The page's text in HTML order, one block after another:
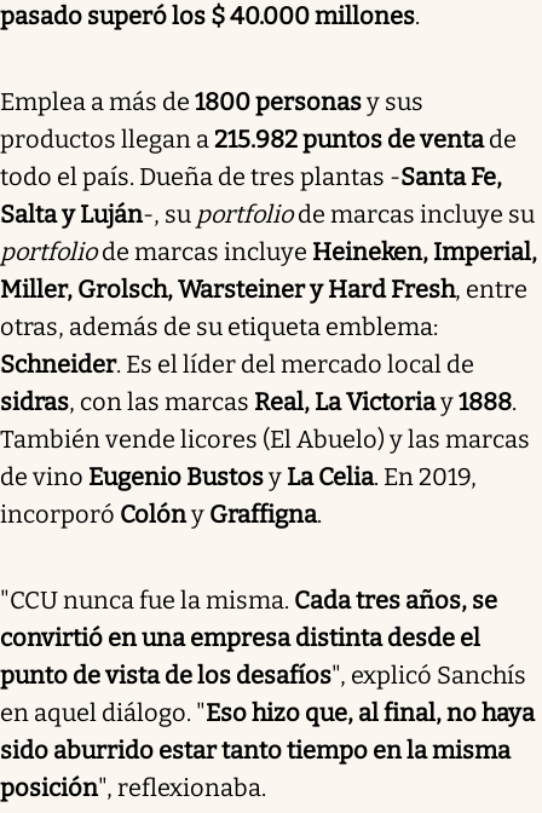
pasado superó los $ 40.000 millones.
Emplea a más de 1800 personasy sus
productos llegan a215.982 puntos de ventade
todo el país. Dueña de tres plantas -Santa Fe,
Salta y Luján-, su portfoliode marcas incluye su
portfoliode marcas incluye Heineken, Imperial,
Miller, Grolsch, Warsteiner y Hard Fresh, entre
otras, además de su etiqueta emblema:
Schneider. Es el líder del mercado local de
sidras, con las marcas Real, La Victoriay1888.
También vende licores (El Abuelo) y las marcas
de vino Eugenio Bustosy La Celia. En 2019,
incorporó Colóny Graffigna.
"CCU nunca fue la misma. Cada tres años, se
convirtió en una empresa distinta desde el
punto de vista de los desafíos", explicó Sanchís
en aquel diálogo. "Eso hizo que, al final, no haya
sido aburrido estar tanto tiempo en la misma
posición", reflexionaba.